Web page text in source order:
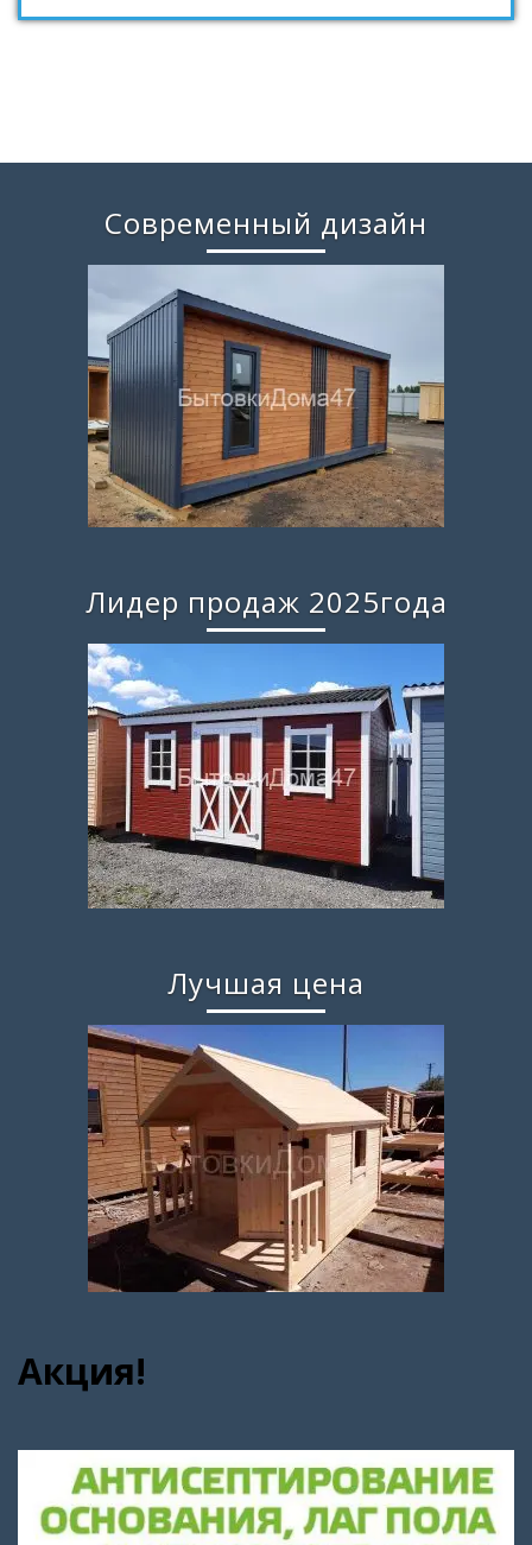
Современный дизайн
Лидер продаж 2025года
Лучшая цена
Акция!